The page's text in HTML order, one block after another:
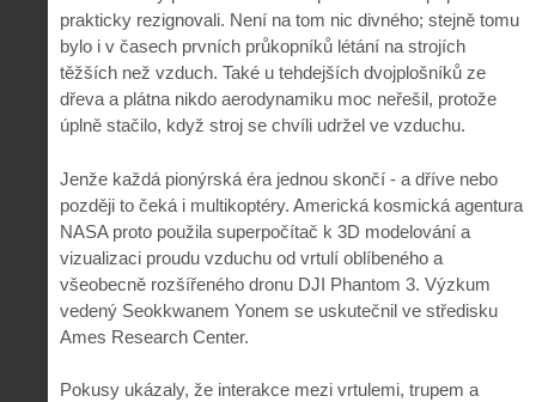
prakticky rezignovali. Není na tom nic divného; stejně tomu
bylo i v časech prvních průkopníků létání na strojích
těžších než vzduch. Také u tehdejších dvojplošníků ze
dřeva a plátna nikdo aerodynamiku moc neřešil, protože
úplně stačilo, když stroj se chvíli udržel ve vzduchu.
Jenže každá pionýrská éra jednou skončí - a dříve nebo
později to čeká i multikoptéry. Americká kosmická agentura
NASA proto použila superpočítač k 3D modelování a
vizualizaci proudu vzduchu od vrtulí oblíbeného a
všeobecně rozšířeného dronu DJI Phantom 3. Výzkum
vedený Seokkwanem Yonem se uskutečnil ve středisku
Ames Research Center.
Pokusy ukázaly, že interakce mezi vrtulemi, trupem a